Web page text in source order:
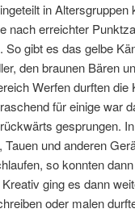
in Altersgruppen
nach erreichter
gibt es das gelbe
den braunen Bären
Werfen durften die
für einige war
gesprungen.
und anderen
so konnten
ging es dann
oder malen